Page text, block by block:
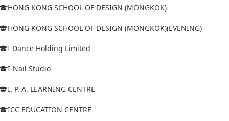
HONG KONG SCHOOL OF DESIGN (MONGKOK)
HONG KONG SCHOOL OF DESIGN (MONGKOK)(EVENING)
I Dance Holding Limited
I-Nail Studio
I. P. A. LEARNING CENTRE
ICC EDUCATION CENTRE